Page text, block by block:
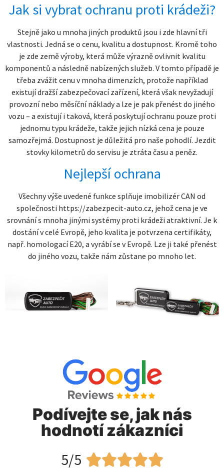
Jak si vybrat ochranu proti krádeži?
Stejně jako u mnoha jiných produktů jsou i zde hlavní tři
vlastnosti. Jedná se o cenu, kvalitu a dostupnost. Kromě toho
je zde země výroby, která může výrazně ovlivnit kvalitu
komponentů a následně nabízených služeb. V tomto případě je
třeba zvážit cenu v mnoha dimenzích, protože například
existují dražší zabezpečovací zařízení, která však nevyžadují
provozní nebo měsíční náklady a lze je pak přenést do jiného
vozu – a existují i taková, která poskytují ochranu pouze proti
jednomu typu krádeže, takže jejich nízká cena je pouze
samozřejmá. Dostupnost je důležitá pro naše pohodlí. Jezdit
stovky kilometrů do servisu je ztráta času a peněz.
Nejlepší ochrana
Všechny výše uvedené funkce splňuje imobilizér CAN od
společnosti https://zabezpecit-auto.cz, jehož cena je ve
srovnání s mnoha jinými systémy proti krádeži atraktivní. Je k
dostání v celé Evropě, jeho kvalita je potvrzena certifikáty,
např. homologací E20, a vyrábí se v Evropě. Lze ji také přenést
do jiného vozu, takže nám zůstane po mnoho let.
Podívejte se, jak nás
hodnotí zákazníci
5/5 